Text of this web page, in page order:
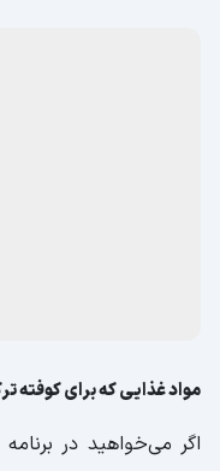
مواد غذایی که برای کوفته
اگر می‌خواهید در